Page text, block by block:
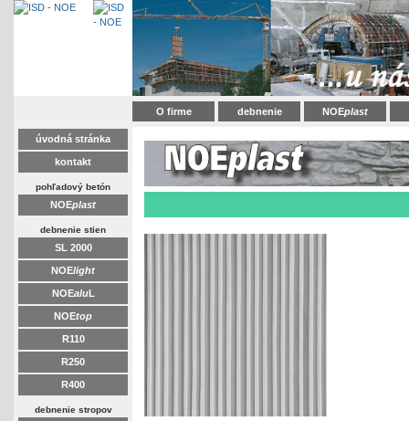
O firme debnenie NOEplast
úvodná stránka
kontakt
pohľadový betón
NOEplast
debnenie stien
SL 2000
NOElight
NOEaluL
NOEtop
R110
R250
R400
debnenie stropov